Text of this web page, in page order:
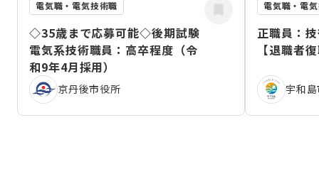
電気職・電気技術職
◇35歳まで応募可能◇後期試験
電気系技術職員：高卒程度（令
和9年4月採用）
京丹後市役所
電気職・電
正職員：
【退職者
宇和